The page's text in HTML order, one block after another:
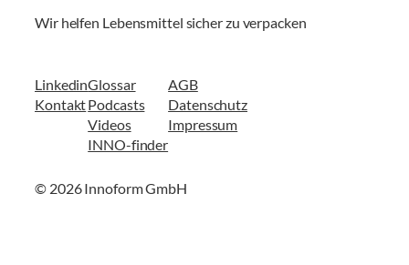
Wir helfen Lebensmittel sicher zu verpacken
Linkedin
Kontakt
Glossar
Podcasts
Videos
INNO-finder
AGB
Datenschutz
Impressum
© 2026 Innoform GmbH